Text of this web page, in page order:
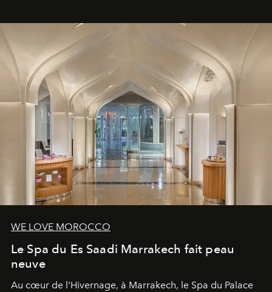
WE LOVE MOROCCO
Le Spa du Es Saadi Marrakech fait peau
neuve
Au cœur de l'Hivernage, à Marrakech, le Spa du Palace